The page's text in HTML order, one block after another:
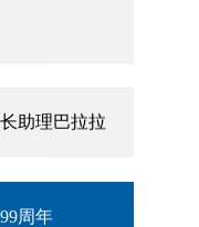
助理巴拉拉
周年